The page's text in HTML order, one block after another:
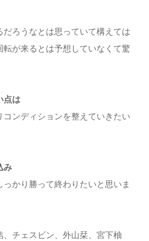
ろうなとは思っていて構えては
が来るとは予想していなくて驚
点は
ンディションを整えていきたい
み
かり勝って終わりたいと思いま
、チェスビン、外山栞、宮下柚